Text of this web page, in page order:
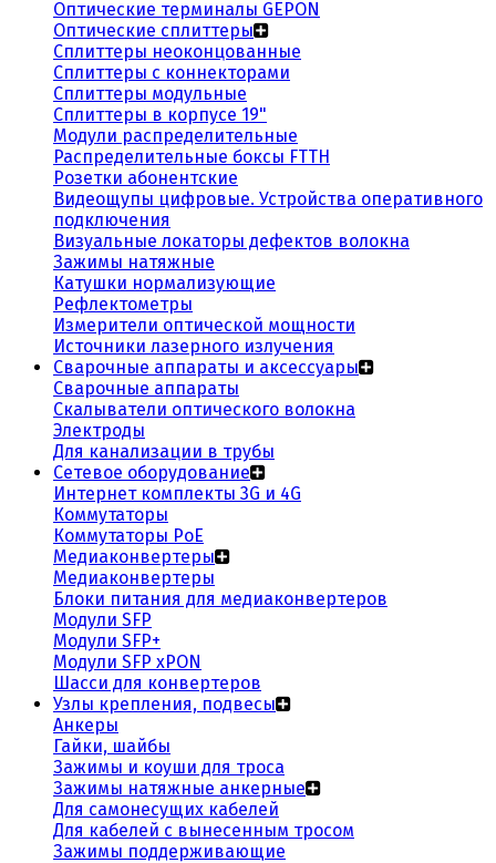
Оптические терминалы GEPON
Оптические сплиттеры
Сплиттеры неоконцованные
Сплиттеры с коннекторами
Сплиттеры модульные
Сплиттеры в корпусе 19"
Модули распределительные
Распределительные боксы FTTH
Розетки абонентские
Видеощупы цифровые. Устройства оперативного
подключения
Визуальные локаторы дефектов волокна
Зажимы натяжные
Катушки нормализующие
Рефлектометры
Измерители оптической мощности
Источники лазерного излучения
Сварочные аппараты и аксессуары
Сварочные аппараты
Скалыватели оптического волокна
Электроды
Для канализации в трубы
Сетевое оборудование
Интернет комплекты 3G и 4G
Коммутаторы
Коммутаторы PoE
Медиаконвертеры
Медиаконвертеры
Блоки питания для медиаконвертеров
Модули SFP
Модули SFP+
Модули SFP xPON
Шасси для конвертеров
Узлы крепления, подвесы
Анкеры
Гайки, шайбы
Зажимы и коуши для троса
Зажимы натяжные анкерные
Для самонесущих кабелей
Для кабелей с вынесенным тросом
Зажимы поддерживающие